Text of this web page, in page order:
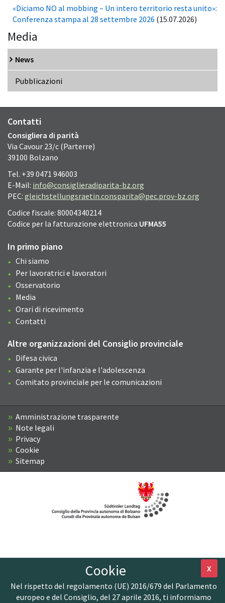
«Diciamo NO al mobbing – Un intero territorio resta unito»:
Conferenza stampa al 28 settembre 2026 (15.07.2026)
Media
News
Pubblicazioni
Contatti
Consigliera di parità
Via Cavour 23/c (Parterre)
39100 Bolzano
Tel. +39 0471 946003
E-Mail: info@consiglieradiparita-bz.org
PEC: gleichstellungsraetin.consparita@pec.prov-bz.org
Codice fiscale: 80004340214
Codice per la fatturazione elettronica UFMA55
In primo piano
Chi siamo
Per lavoratrici e lavoratori
Osservatorio
Media
Orari di ricevimento
Contatti
Altre organizzazioni del Consiglio provinciale
Difesa civica
Garante per l'infanzia e l'adolescenza
Comitato provinciale per le comunicazioni
Amministrazione trasparente
Note legali
Privacy
Cookie
Sitemap
X
Cookie
Nel rispetto del regolamento (UE) 2016/679 del Parlamento
europeo e del Consiglio, del 27 aprile 2016, ti informiamo